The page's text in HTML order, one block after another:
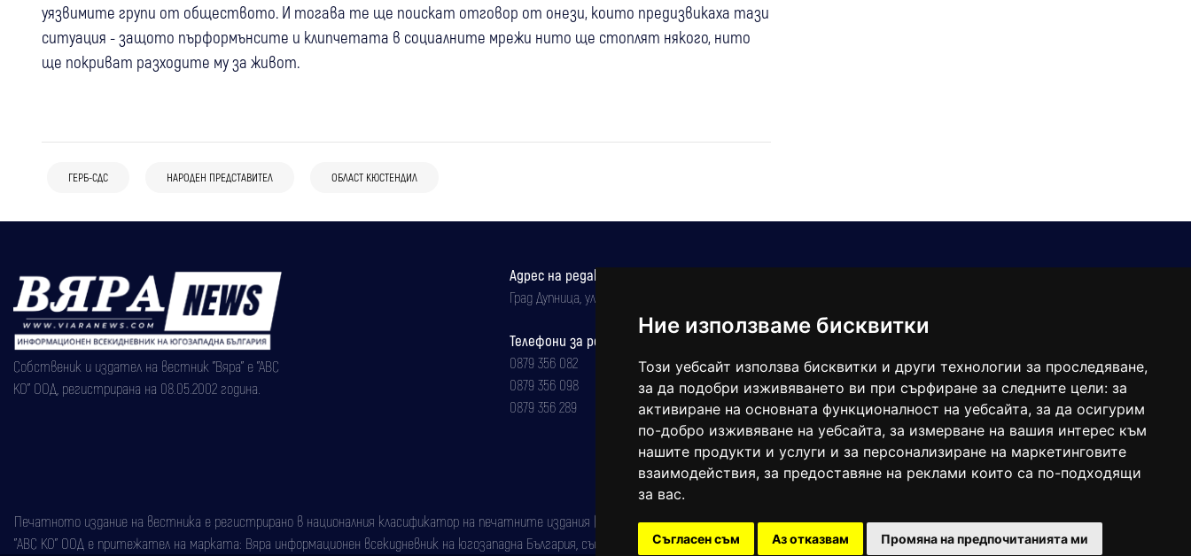
Ние използваме бисквитки
Този уебсайт използва бисквитки и други технологии за проследяване,
за да подобри изживяването ви при сърфиране за следните цели: за
активиране на основната функционалност на уебсайта, за да осигурим
по-добро изживяване на уебсайта, за измерване на вашия интерес към
нашите продукти и услуги и за персонализиране на маркетинговите
взаимодействия, за предоставяне на реклами които са по-подходящи
за вас.
Съгласен съм Аз отказвам Промяна на предпочитанията ми
уязвимите групи от обществото. И тогава те ще поискат отговор от онези, които предизвикаха тази
ситуация - защото пърформънсите и клипчетата в социалните мрежи нито ще стоплят някого, нито
ще покриват разходите му за живот.
ГЕРБ-СДС НАРОДЕН ПРЕДСТАВИТЕЛ ОБЛАСТ КЮСТЕНДИЛ
Собственик и издател на вестник "Вяра" е "АВС
КО" ООД, регистрирана на 08.05.2002 година.
Адрес на редакцията
Град Дупница, ул.''Христо Ботев" 43
Телефони за реклама и абонаменти
0879 356 082
0879 356 098
0879 356 289
balgarkanews@gmail.com
Печатното издание на вестника е регистрирано в националния класификатор на печатните издания (Българска национална агенция за ISSN) под номер: ISSN 1312-4722.
"АВС КО" ООД е притежател на марката: Вяра информационен всекидневник на югозападна България, със свидетелство за марка рег. номер: 47857/11.05.2004 година.